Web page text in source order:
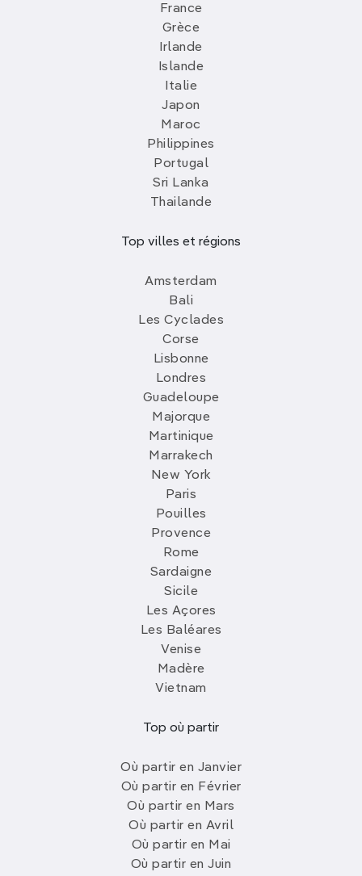
France
Grèce
Irlande
Islande
Italie
Japon
Maroc
Philippines
Portugal
Sri Lanka
Thailande
Top villes et régions
Amsterdam
Bali
Les Cyclades
Corse
Lisbonne
Londres
Guadeloupe
Majorque
Martinique
Marrakech
New York
Paris
Pouilles
Provence
Rome
Sardaigne
Sicile
Les Açores
Les Baléares
Venise
Madère
Vietnam
Top où partir
Où partir en Janvier
Où partir en Février
Où partir en Mars
Où partir en Avril
Où partir en Mai
Où partir en Juin